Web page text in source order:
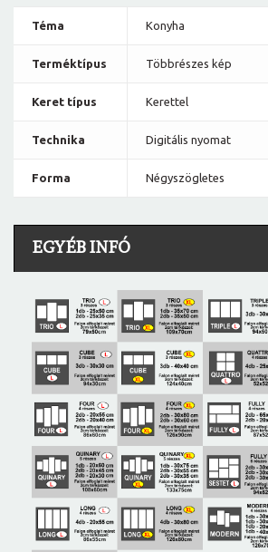
Téma Konyha
Terméktípus Többrészes kép
Keret típus Kerettel
Technika Digitális nyomat
Forma Négyszögletes
EGYÉB INFÓ